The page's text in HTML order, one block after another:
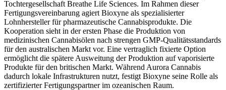
Tochtergesellschaft Breathe Life Sciences. Im Rahmen dieser
Fertigungsvereinbarung agiert Bioxyne als spezialisierter
Lohnhersteller für pharmazeutische Cannabisprodukte. Die
Kooperation sieht in der ersten Phase die Produktion von
medizinischen Cannabisölen nach strengen GMP-Qualitätsstandards
für den australischen Markt vor. Eine vertraglich fixierte Option
ermöglicht die spätere Ausweitung der Produktion auf vaporisierte
Produkte für den britischen Markt. Während Aurora Cannabis
dadurch lokale Infrastrukturen nutzt, festigt Bioxyne seine Rolle als
zertifizierter Fertigungspartner im ozeanischen Raum.